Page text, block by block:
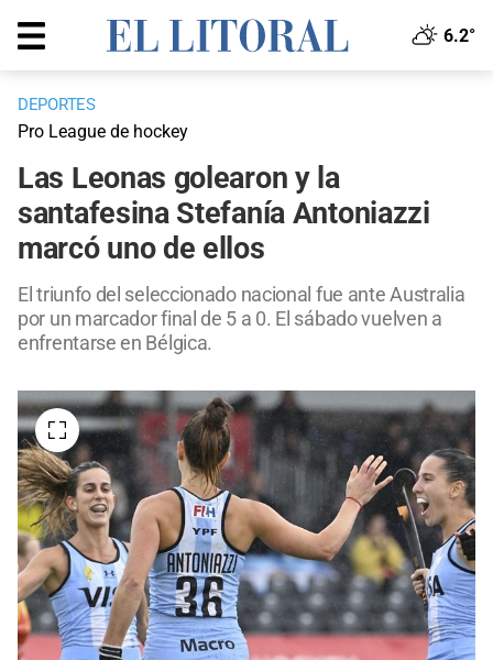
6.2°
DEPORTES
Pro League de hockey
Las Leonas golearon y la
santafesina Stefanía Antoniazzi
marcó uno de ellos
El triunfo del seleccionado nacional fue ante Australia
por un marcador final de 5 a 0. El sábado vuelven a
enfrentarse en Bélgica.